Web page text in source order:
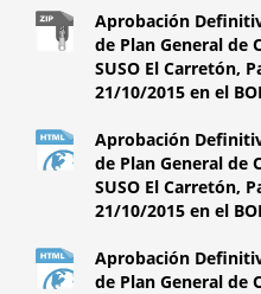
Aprobación
de Plan General de
SUSO El Carretón,
21/10/2015 en el
Aprobación
de Plan General de
SUSO El Carretón,
21/10/2015 en el
Aprobación
de Plan General de